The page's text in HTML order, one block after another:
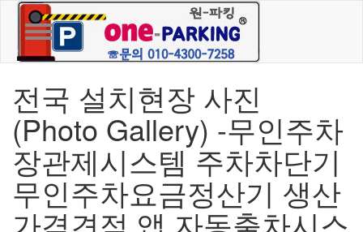
Toggle navigation
전국 설치현장 사진
(Photo Gallery) -무인주차
장관제시스템 주차차단기
무인주차요금정산기 생산
가격견적 앱 자동출차시스